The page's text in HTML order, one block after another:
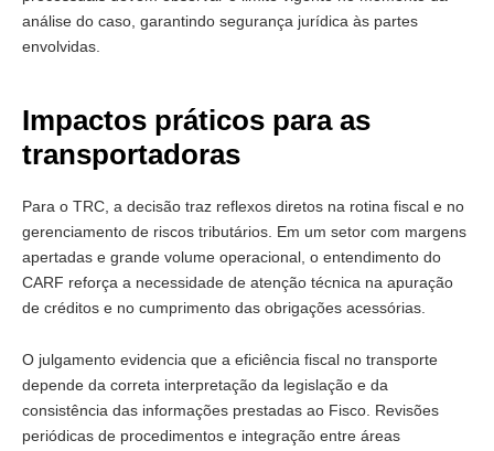
análise do caso, garantindo segurança jurídica às partes
envolvidas.
Impactos práticos para as
transportadoras
Para o TRC, a decisão traz reflexos diretos na rotina fiscal e no
gerenciamento de riscos tributários. Em um setor com margens
apertadas e grande volume operacional, o entendimento do
CARF reforça a necessidade de atenção técnica na apuração
de créditos e no cumprimento das obrigações acessórias.
O julgamento evidencia que a eficiência fiscal no transporte
depende da correta interpretação da legislação e da
consistência das informações prestadas ao Fisco. Revisões
periódicas de procedimentos e integração entre áreas